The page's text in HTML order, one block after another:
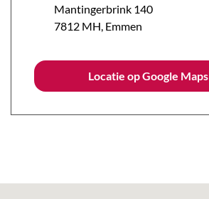
Mantingerbrink 140
7812 MH, Emmen
Locatie op Google Maps